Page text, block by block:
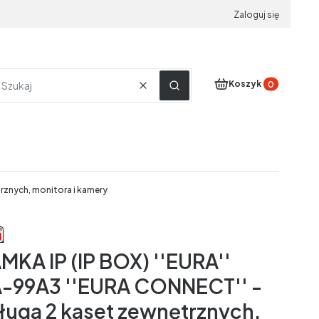
Zaloguj się
WyczyśćSzukaj
Produkty w
Koszyk
monitora i kamery
IP (IP BOX) ''EURA''
99A3 ''EURA CONNECT'' -
2 kaset zewnętrznych,